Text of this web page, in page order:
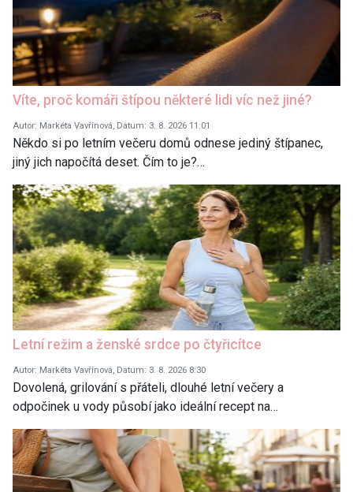
Víte, proč komáři štípou některé lidi víc než jiné?
Autor: Markéta Vavřinová, Datum: 3. 8. 2026 11:01
Někdo si po letním večeru domů odnese jediný štípanec,
jiný jich napočítá deset. Čím to je?…
Letní režim a ženské srdce po čtyřicítce
Autor: Markéta Vavřinová, Datum: 3. 8. 2026 8:30
Dovolená, grilování s přáteli, dlouhé letní večery a
odpočinek u vody působí jako ideální recept na…